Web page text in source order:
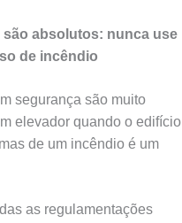
são absolutos: nunca use
de incêndio
segurança são muito
elevador quando o edifício
de um incêndio é um
as regulamentações